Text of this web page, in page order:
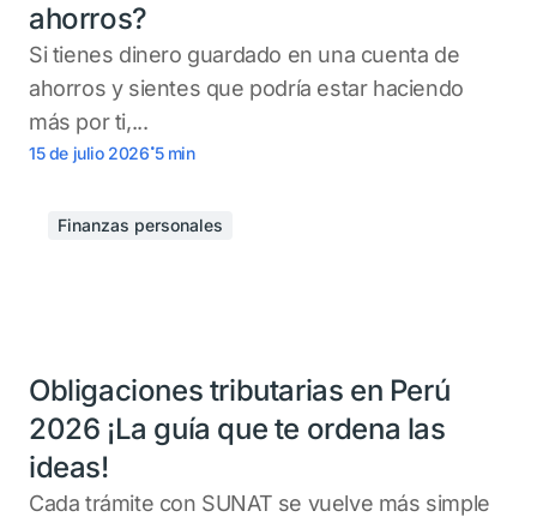
ahorros?
Si tienes dinero guardado en una cuenta de
ahorros y sientes que podría estar haciendo
más por ti,...
15 de julio 2026.5 min
Finanzas personales
Obligaciones tributarias en Perú
2026 ¡La guía que te ordena las
ideas!
Cada trámite con SUNAT se vuelve más simple